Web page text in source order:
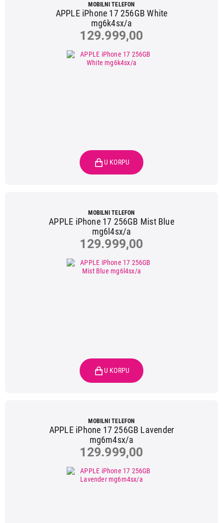
MOBILNI TELEFON
APPLE iPhone 17 256GB White
mg6k4sx/a
129.999,00
MOBILNI TELEFON
APPLE iPhone 17 256GB Mist Blue
mg6l4sx/a
129.999,00
MOBILNI TELEFON
APPLE iPhone 17 256GB Lavender
mg6m4sx/a
129.999,00